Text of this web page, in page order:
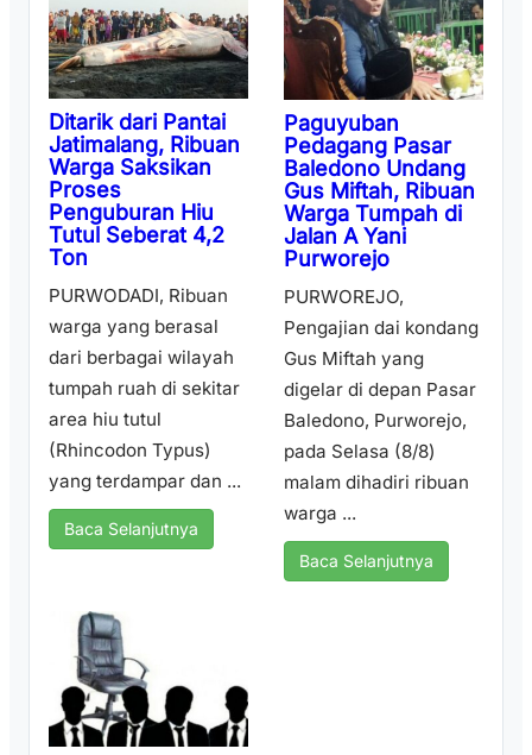
Ditarik dari Pantai
Jatimalang, Ribuan
Warga Saksikan
Proses
Penguburan Hiu
Tutul Seberat 4,2
Ton
PURWODADI, Ribuan
warga yang berasal
dari berbagai wilayah
tumpah ruah di sekitar
area hiu tutul
(Rhincodon Typus)
yang terdampar dan ...
Baca Selanjutnya
Paguyuban
Pedagang Pasar
Baledono Undang
Gus Miftah, Ribuan
Warga Tumpah di
Jalan A Yani
Purworejo
PURWOREJO,
Pengajian dai kondang
Gus Miftah yang
digelar di depan Pasar
Baledono, Purworejo,
pada Selasa (8/8)
malam dihadiri ribuan
warga ...
Baca Selanjutnya